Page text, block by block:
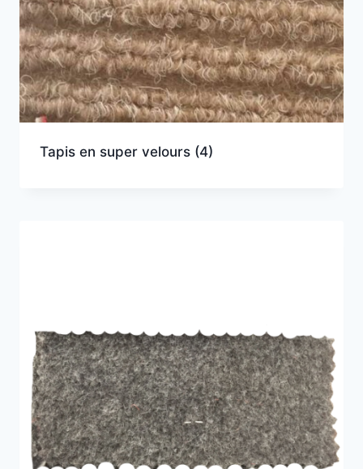
Tapis en super velours (4)